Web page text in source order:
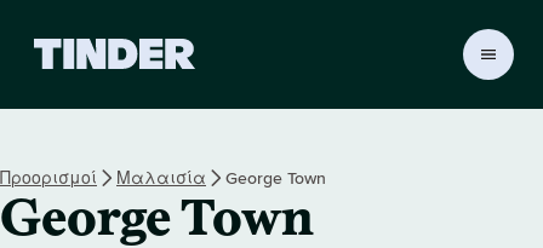
ή
σ
ε
Προορισμοί Μαλαισία George Town
George Town